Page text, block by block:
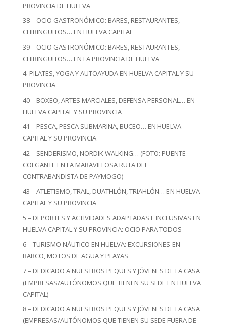
PROVINCIA DE HUELVA
38 – OCIO GASTRONÓMICO: BARES, RESTAURANTES,
CHIRINGUITOS… EN HUELVA CAPITAL
39 – OCIO GASTRONÓMICO: BARES, RESTAURANTES,
CHIRINGUITOS… EN LA PROVINCIA DE HUELVA
4. PILATES, YOGA Y AUTOAYUDA EN HUELVA CAPITAL Y SU
PROVINCIA
40 – BOXEO, ARTES MARCIALES, DEFENSA PERSONAL… EN
HUELVA CAPITAL Y SU PROVINCIA
41 – PESCA, PESCA SUBMARINA, BUCEO… EN HUELVA
CAPITAL Y SU PROVINCIA
42 – SENDERISMO, NORDIK WALKING… (FOTO: PUENTE
COLGANTE EN LA MARAVILLOSA RUTA DEL
CONTRABANDISTA DE PAYMOGO)
43 – ATLETISMO, TRAIL, DUATHLÓN, TRIAHLÓN… EN HUELVA
CAPITAL Y SU PROVINCIA
5 – DEPORTES Y ACTIVIDADES ADAPTADAS E INCLUSIVAS EN
HUELVA CAPITAL Y SU PROVINCIA: OCIO PARA TODOS
6 – TURISMO NÁUTICO EN HUELVA: EXCURSIONES EN
BARCO, MOTOS DE AGUA Y PLAYAS
7 – DEDICADO A NUESTROS PEQUES Y JÓVENES DE LA CASA
(EMPRESAS/AUTÓNOMOS QUE TIENEN SU SEDE EN HUELVA
CAPITAL)
8 – DEDICADO A NUESTROS PEQUES Y JÓVENES DE LA CASA
(EMPRESAS/AUTÓNOMOS QUE TIENEN SU SEDE FUERA DE